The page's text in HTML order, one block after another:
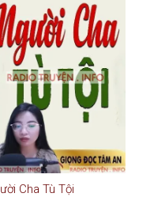
Cha Tù Tội